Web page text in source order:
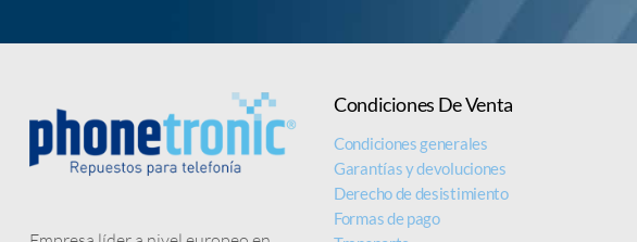
LAS PANTALLAS
DE IPHONE
Condiciones De Venta
Condiciones generales
Garantías y devoluciones
Derecho de desistimiento
Formas de pago